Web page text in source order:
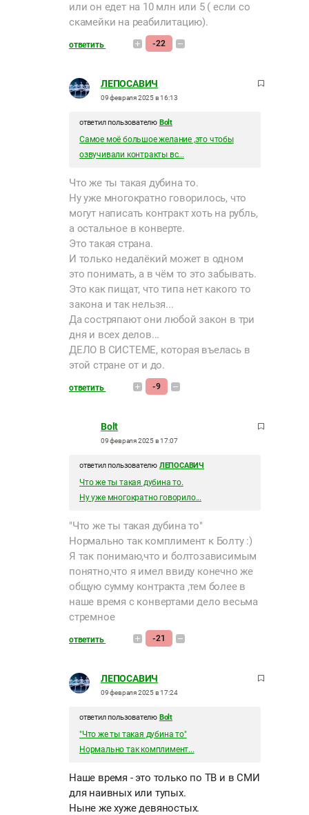
или он едет на 10 млн или 5 ( если со
скамейки на реабилитацию).
ответить -22
ЛЕПОСАВИЧ
09 февраля 2025 в 16:13
ответил пользователю Bolt
Самое моё большое желание ,это чтобы
озвучивали контракты вс...
Что же ты такая дубина то.
Ну уже многократно говорилось, что
могут написать контракт хоть на рубль,
а остальное в конверте.
Это такая страна.
И только недалёкий может в одном
это понимать, а в чём то это забывать.
Это как пищат, что типа нет какого то
закона и так нельзя...
Да состряпают они любой закон в три
дня и всех делов...
ДЕЛО В СИСТЕМЕ, которая въелась в
этой стране от и до.
ответить -9
Bolt
09 февраля 2025 в 17:07
ответил пользователю ЛЕПОСАВИЧ
Что же ты такая дубина то.
Ну уже многократно говорило...
"Что же ты такая дубина то"
Нормально так комплимент к Болту :)
Я так понимаю,что и болтозависимым
понятно,что я имел ввиду конечно же
общую сумму контракта ,тем более в
наше время с конвертами дело весьма
стремное
ответить -21
ЛЕПОСАВИЧ
09 февраля 2025 в 17:24
ответил пользователю Bolt
"Что же ты такая дубина то"
Нормально так комплимент...
Наше время - это только по ТВ и в СМИ
для наивных или тупых.
Ныне же хуже девяностых.